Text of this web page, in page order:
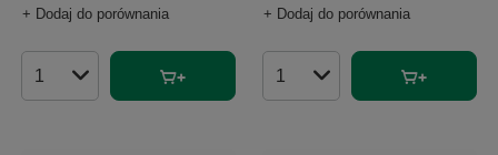
+ Dodaj do porównania
Ilość produktów
+ Dodaj do porównania
Ilość produktów